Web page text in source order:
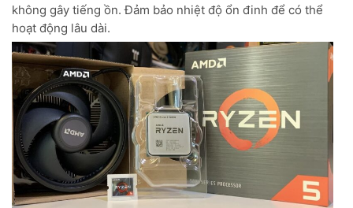
không gây tiếng ồn. Đảm bảo nhiệt độ ổn đinh để có thể
hoạt động lâu dài.